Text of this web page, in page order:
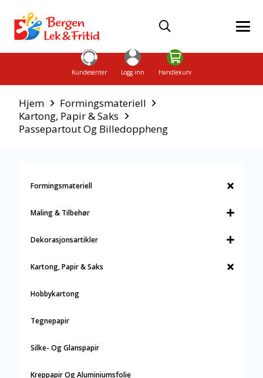
Kundesenter Logg inn Handlekurv
Hjem
Formingsmateriell
Kartong, Papir & Saks
Passepartout Og Billedoppheng
Formingsmateriell
Maling & Tilbehør
Dekorasjonsartikler
Kartong, Papir & Saks
Hobbykartong
Tegnepapir
Silke- Og Glanspapir
Kreppapir Og Aluminiumsfolie